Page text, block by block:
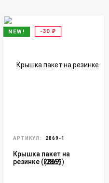
NEW! -30 ₽
АРТИКУЛ: 2869-1
Крышка пакет на
резинке (2869)